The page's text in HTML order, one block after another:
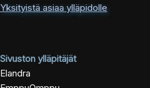
Yksityistä asiaa ylläpidolle
Sivuston ylläpitäjät
Elandra